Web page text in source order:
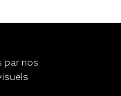
par nos